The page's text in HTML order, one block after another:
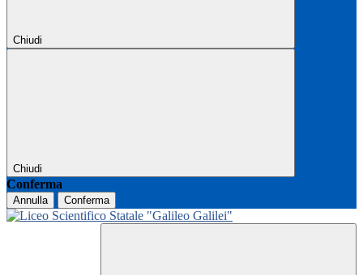
Chiudi
Chiudi
Conferma
Annulla Conferma